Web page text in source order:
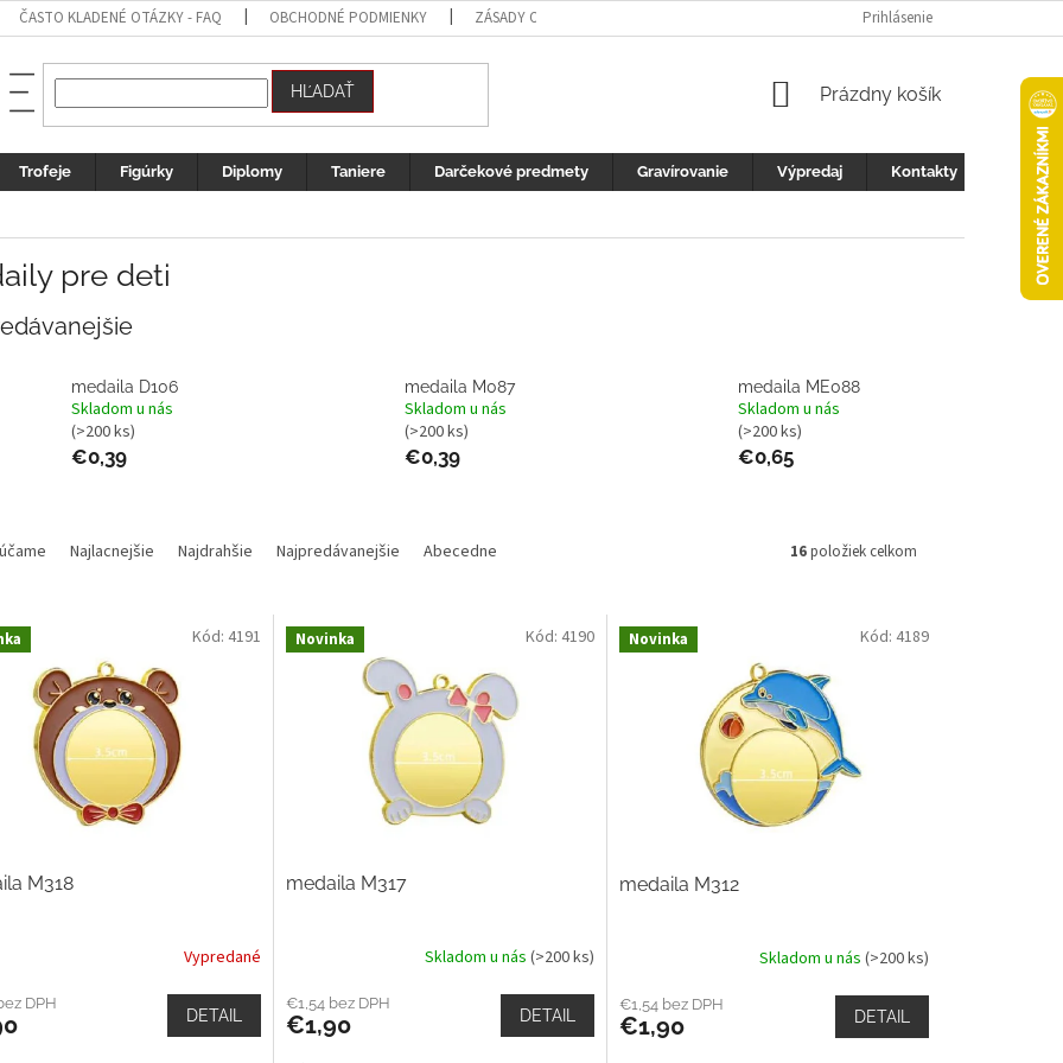
ČASTO KLADENÉ OTÁZKY - FAQ OBCHODNÉ PODMIENKY ZÁSADY OCHRANY OSOBNÝCH ÚDAJOV FOTOGALERIA KONTAKTY
Prihlásenie
HĽADAŤ
NÁKUPNÝ
Prázdny košík
Trofeje Figúrky Diplomy Taniere Darčekové predmety Gravírovanie Výpredaj Kontakty
pre deti
medaila D106
Skladom u nás
(>200 ks)
€0,39
medaila M087
Skladom u nás
(>200 ks)
€0,39
medaila ME088
Skladom u nás
(>200 ks)
€0,65
Najlacnejšie Najdrahšie Najpredávanejšie Abecedne 16položiek celkom
M318
Vypredané
DPH
DETAIL
Kód: 4191 Novinka
medaila M317
Skladom u nás (>200 ks)
€1,54 bez DPH
€1,90 DETAIL
Kód: 4190 Novinka
medaila M312
Skladom u nás (>200 ks)
€1,54 bez DPH
€1,90 DETAIL
Kód: 4189